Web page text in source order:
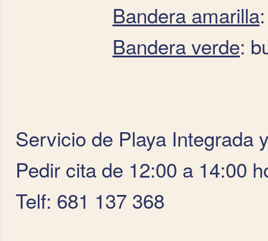
Bandera amarilla
Bandera verde:
Servicio de Playa Integrada
Pedir cita de 12:00 a 14:00
Telf: 681 137 368